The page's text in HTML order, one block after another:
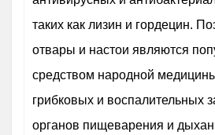
таких как лизин и гордецин.
отвары и настои являются
средством народной
грибковых и воспалительных
органов пищеварения и